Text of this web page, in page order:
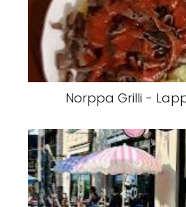
Norppa Grilli -